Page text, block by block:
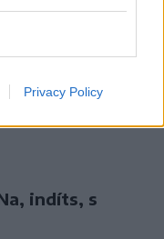
Privacy Policyellen
indíts, s